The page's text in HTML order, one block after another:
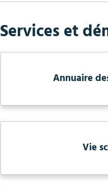
Services et
Annuaire
Vie